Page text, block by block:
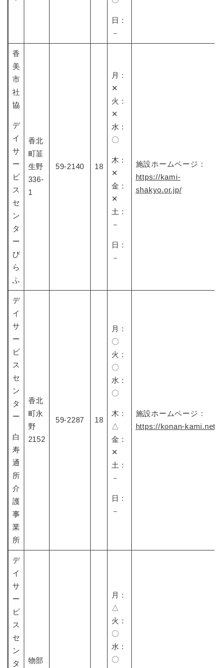
日：
－
香
美
市
社
協
デ
イ
サ
ー
ビ
ス
セ
ン
タ
ー
び
ら
ふ
香北
町韮
生野
336-
1
59-2140 18
月：
✕​​
火：
✕​​​
水：
〇
木：
✕​​
金：
✕​​
土：
－​
日：
－
施設ホームページ：
https://kami-
shakyo.or.jp/
デ
イ
サ
ー
ビ
ス
セ
ン
タ
ー
白
寿
通
所
介
護
事
業
所
香北
町永
野
2152
59-2287 18
月：
〇​
火：
〇​
水：
〇​
木：
△
金：
✕
土：
－
日：
－
施設ホームページ：
https://konan-kami.net/
デ
イ
サ
ー
ビ
ス
セ
ン
タ
物部
月：
△
火：
〇​
水：
〇